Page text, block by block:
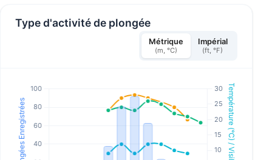
Type d'activité de plongée
Métrique
(m, °C)
Impérial
(ft, °F)